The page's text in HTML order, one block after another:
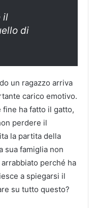
il
di
un ragazzo arriva
carico emotivo.
fine ha fatto il gatto,
perdere il
la partita della
sua famiglia non
perché ha
a spiegarsi il
su tutto questo?